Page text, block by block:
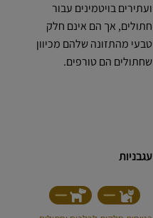
ועתירים בויטמינים עבור
חתולים, אך הם אינם חלק
טבעי מהתזונה שלהם מכיוון
שחתולים הם טורפים.
עגבניות